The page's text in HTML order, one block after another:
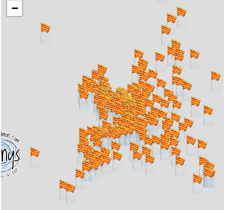
... carregant 484 webs... un moment si us
−